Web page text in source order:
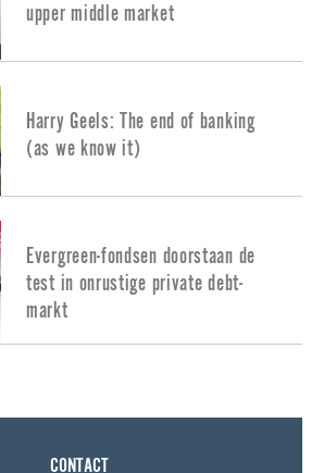
upper middle market
Harry Geels: The end of banking
(as we know it)
Evergreen-fondsen doorstaan de
test in onrustige private debt-
markt
CONTACT